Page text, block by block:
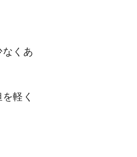
くあ
軽く